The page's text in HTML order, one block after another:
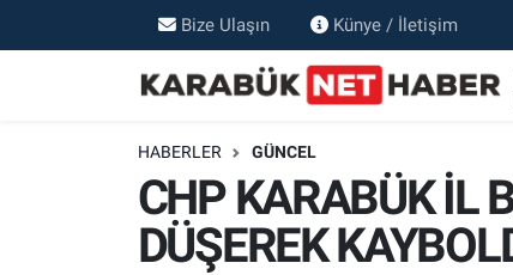
Bize Ulaşın Künye / İletişim
HABERLER GÜNCEL
CHP KARABÜK İL
DÜŞEREK